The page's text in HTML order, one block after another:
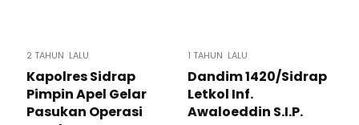
2 TAHUN LALU
Kapolres Sidrap
Pimpin Apel Gelar
Pasukan Operasi
1 TAHUN LALU
Dandim 1420/Sidrap
Letkol Inf.
Awaloeddin S.I.P.